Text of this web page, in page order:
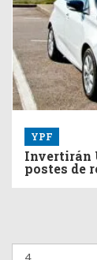
YPF
Invertirán
postes de